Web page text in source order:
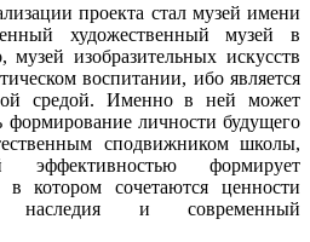
проекта стал музей имени
художественный музей в
музей изобразительных искусств
воспитании, ибо является
средой. Именно в ней может
формирование личности будущего
сподвижником школы,
формирует
в котором сочетаются ценности
наследия и современный